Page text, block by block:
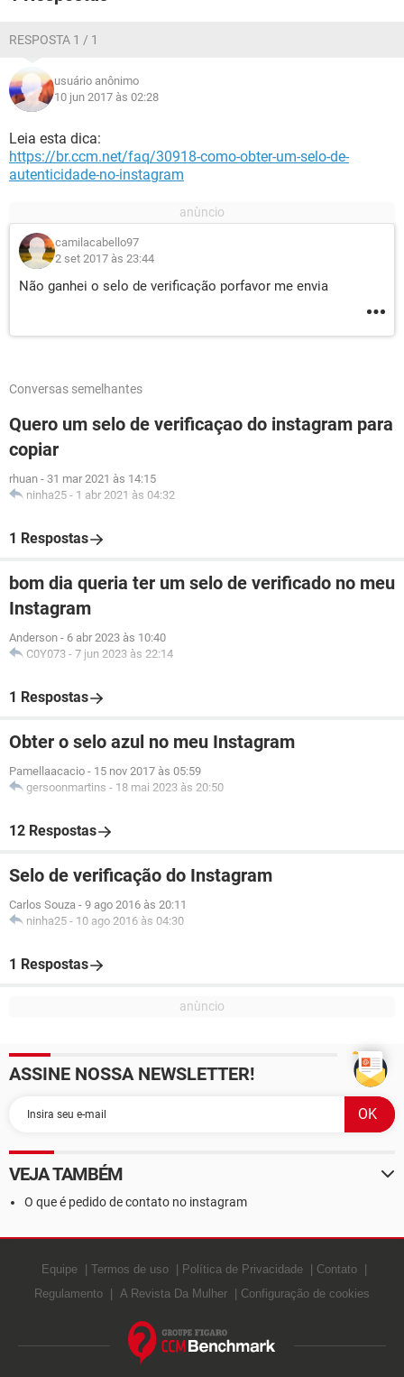
RESPOSTA 1 / 1
usuário anônimo
10 jun 2017 às 02:28
Leia esta dica:
https://br.ccm.net/faq/30918-como-obter-um-selo-de-
autenticidade-no-instagram
camilacabello97
2 set 2017 às 23:44
Não ganhei o selo de verificação porfavor me envia
Conversas semelhantes
Quero um selo de verificaçao do instagram para
copiar
rhuan - 31 mar 2021 às 14:15
ninha25 - 1 abr 2021 às 04:32
1 Respostas
bom dia queria ter um selo de verificado no meu
Instagram
Anderson - 6 abr 2023 às 10:40
C0Y073 - 7 jun 2023 às 22:14
1 Respostas
Obter o selo azul no meu Instagram
Pamellaacacio - 15 nov 2017 às 05:59
gersoonmartins - 18 mai 2023 às 20:50
12 Respostas
Selo de verificação do Instagram
Carlos Souza - 9 ago 2016 às 20:11
ninha25 - 10 ago 2016 às 04:30
1 Respostas
ASSINE NOSSA NEWSLETTER!
VEJA TAMBÉM
O que é pedido de contato no instagram
Equipe Termos de uso Política de Privacidade
Contato
Regulamento
A Revista Da Mulher Configuração de cookies